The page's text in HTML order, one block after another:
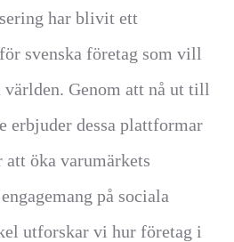
har blivit ett
svenska företag som vill
Genom att nå ut till
erbjuder dessa plattformar
öka varumärkets
på sociala
utforskar vi hur företag i